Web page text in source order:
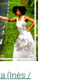
(Inès /